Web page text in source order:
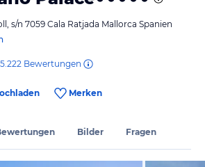
s/n 7059 Cala Ratjada Mallorca Spanien
5.222 Bewertungen
Merken
Bilder Fragen